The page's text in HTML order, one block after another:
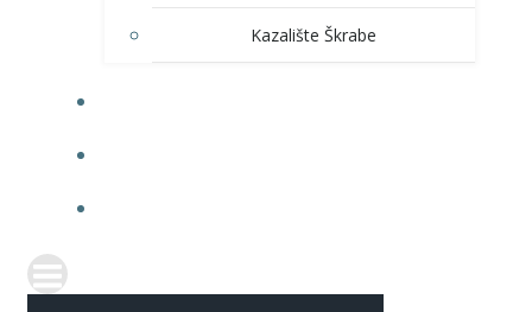
Kazalište Škrabe